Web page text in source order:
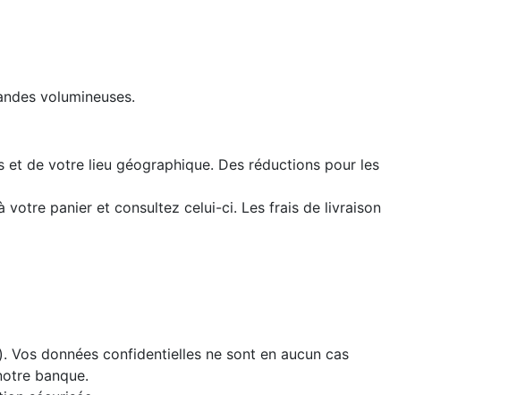
volumineuses.
et de votre lieu géographique. Des réductions pour les
panier et consultez celui-ci. Les frais de livraison
Vos données confidentielles ne sont en aucun cas
banque.